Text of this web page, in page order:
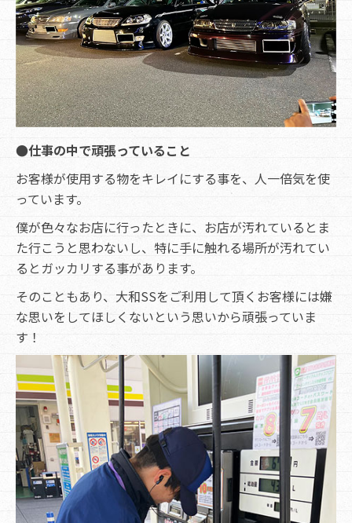
●仕事の中で頑張っていること
お客様が使用する物をキレイにする事を、人一倍気を使
っています。
僕が色々なお店に行ったときに、お店が汚れているとま
た行こうと思わないし、特に手に触れる場所が汚れてい
るとガッカリする事があります。
そのこともあり、大和SSをご利用して頂くお客様には嫌
な思いをしてほしくないという思いから頑張っていま
す！